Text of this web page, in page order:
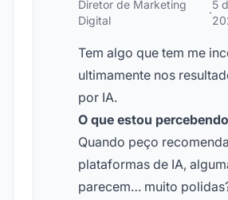
Diretor de Marketing
Digital
·
5
Tem algo que tem me
ultimamente nos
por IA.
O que estou
Quando peço
plataformas de IA,
parecem… muito